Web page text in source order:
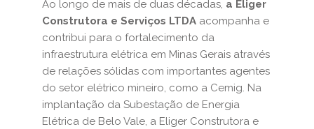
Ao longo de mais de duas décadas, a Eliger
Construtora e Serviços LTDA acompanha e
contribui para o fortalecimento da
infraestrutura elétrica em Minas Gerais através
de relações sólidas com importantes agentes
do setor elétrico mineiro, como a Cemig. Na
implantação da Subestação de Energia
Elétrica de Belo Vale, a Eliger Construtora e